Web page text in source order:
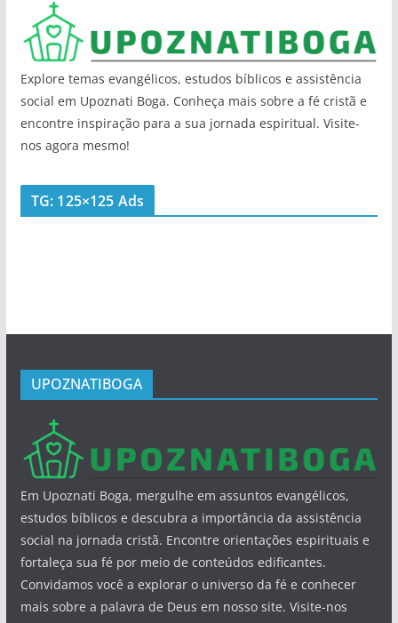
Explore temas evangélicos, estudos bíblicos e assistência
social em Upoznati Boga. Conheça mais sobre a fé cristã e
encontre inspiração para a sua jornada espiritual. Visite-
nos agora mesmo!
TG: 125×125 Ads
UPOZNATIBOGA
Em Upoznati Boga, mergulhe em assuntos evangélicos,
estudos bíblicos e descubra a importância da assistência
social na jornada cristã. Encontre orientações espirituais e
fortaleça sua fé por meio de conteúdos edificantes.
Convidamos você a explorar o universo da fé e conhecer
mais sobre a palavra de Deus em nosso site. Visite-nos